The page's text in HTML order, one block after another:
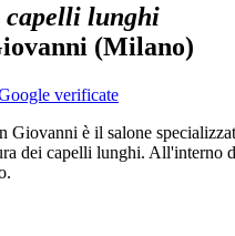
capelli lunghi
(Milano)
verificate
Giovanni è il salone
dei capelli lunghi. All'interno
.